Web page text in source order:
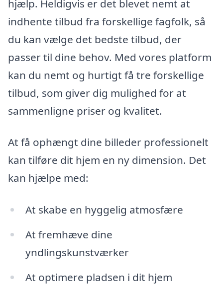
hjælp. Heldigvis er det blevet nemt at
indhente tilbud fra forskellige fagfolk, så
du kan vælge det bedste tilbud, der
passer til dine behov. Med vores platform
kan du nemt og hurtigt få tre forskellige
tilbud, som giver dig mulighed for at
sammenligne priser og kvalitet.
At få ophængt dine billeder professionelt
kan tilføre dit hjem en ny dimension. Det
kan hjælpe med:
At skabe en hyggelig atmosfære
At fremhæve dine
yndlingskunstværker
At optimere pladsen i dit hjem